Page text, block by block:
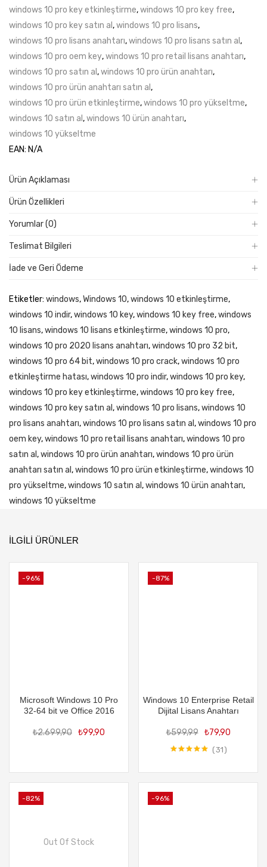
windows 10 pro key etkinleştirme,windows 10 pro key free,
windows 10 pro key satın al ,windows 10 pro lisans,
windows 10 pro lisans anahtarı,windows 10 pro lisans satın al ,
windows 10 pro oem key,windows 10 pro retail lisans anahtarı,
windows 10 pro satın al ,windows 10 pro ürün anahtarı,
windows 10 pro ürün anahtarı satın al ,
windows 10 pro ürün etkinleştirme,windows 10 pro yükseltme,
windows 10 satın al ,windows 10 ürün anahtarı,
windows 10 yükseltme
EAN: N/A
Ürün Açıklaması
Ürün Özellikleri
Yorumlar (0)
Teslimat Bilgileri
İade ve Geri Ödeme
Etiketler: windows,Windows 10,windows 10 etkinleştirme,
windows 10 indir,windows 10 key,windows 10 key free,windows
10 lisans,windows 10 lisans etkinleştirme,windows 10 pro,
windows 10 pro 2020 lisans anahtarı,windows 10 pro 32 bit,
windows 10 pro 64 bit,windows 10 pro crack,windows 10 pro
etkinleştirme hatası,windows 10 pro indir,windows 10 pro key,
windows 10 pro key etkinleştirme,windows 10 pro key free,
windows 10 pro key satın al ,windows 10 pro lisans,windows 10
pro lisans anahtarı,windows 10 pro lisans satın al ,windows 10 pro
oem key,windows 10 pro retail lisans anahtarı,windows 10 pro
satın al ,windows 10 pro ürün anahtarı,windows 10 pro ürün
anahtarı satın al ,windows 10 pro ürün etkinleştirme,windows 10
pro yükseltme,windows 10 satın al ,windows 10 ürün anahtarı,
windows 10 yükseltme
İLGILI ÜRÜNLER
-96%
Microsoft Windows 10 Pro
32-64 bit ve Office 2016
₺2.699,90 Orijinal
fiyat:
₺2.699,90.
₺99,90 andaki
₺99,90.
-87%
Windows 10 Enterprise Retail
Dijital Lisans Anahtarı
₺599,99 fiyat:
₺79,90Şu
31
-82%
Out Of Stock
-96%